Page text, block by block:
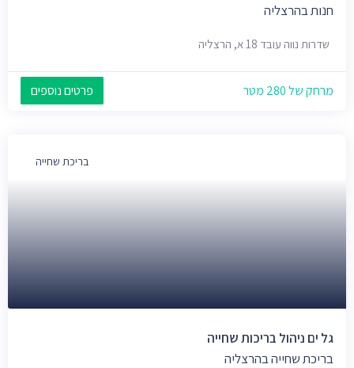
חנות בהרצליה
שדרות נווה עובד 18 א, הרצליה
מרחק של 280 מטר פרטים נוספים
בריכת שחייה
גל ים ניהול בריכות שחייה
בריכת שחייה בהרצליה